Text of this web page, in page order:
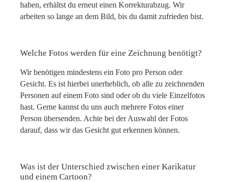
haben, erhältst du erneut einen Korrekturabzug. Wir
arbeiten so lange an dem Bild, bis du damit zufrieden bist.
Welche Fotos werden für eine Zeichnung benötigt?
Wir benötigen mindestens ein Foto pro Person oder
Gesicht. Es ist hierbei unerheblich, ob alle zu zeichnenden
Personen auf einem Foto sind oder ob du viele Einzelfotos
hast. Gerne kannst du uns auch mehrere Fotos einer
Person übersenden. Achte bei der Auswahl der Fotos
darauf, dass wir das Gesicht gut erkennen können.
Was ist der Unterschied zwischen einer Karikatur
und einem Cartoon?